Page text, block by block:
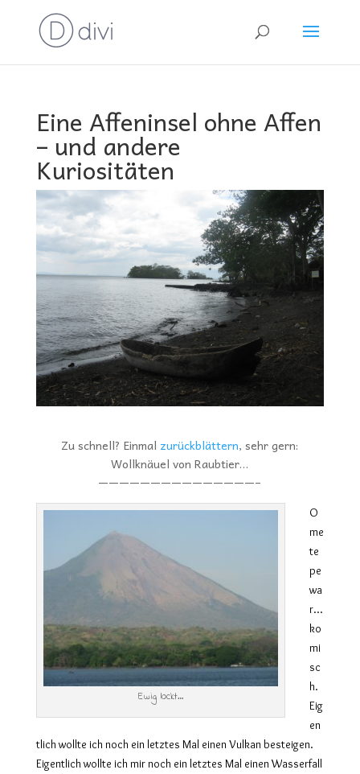
Eine Affeninsel ohne Affen
– und andere
Kuriositäten
Zu schnell? Einmal zurückblättern, sehr gern:
Wollknäuel von Raubtier…
———————————————–
Ewig lockt…
O
me
te
pe
wa
r…
ko
mi
sc
h.
Eig
en
tlich wollte ich noch ein letztes Mal einen Vulkan besteigen.
Eigentlich wollte ich mir noch ein letztes Mal einen Wasserfall